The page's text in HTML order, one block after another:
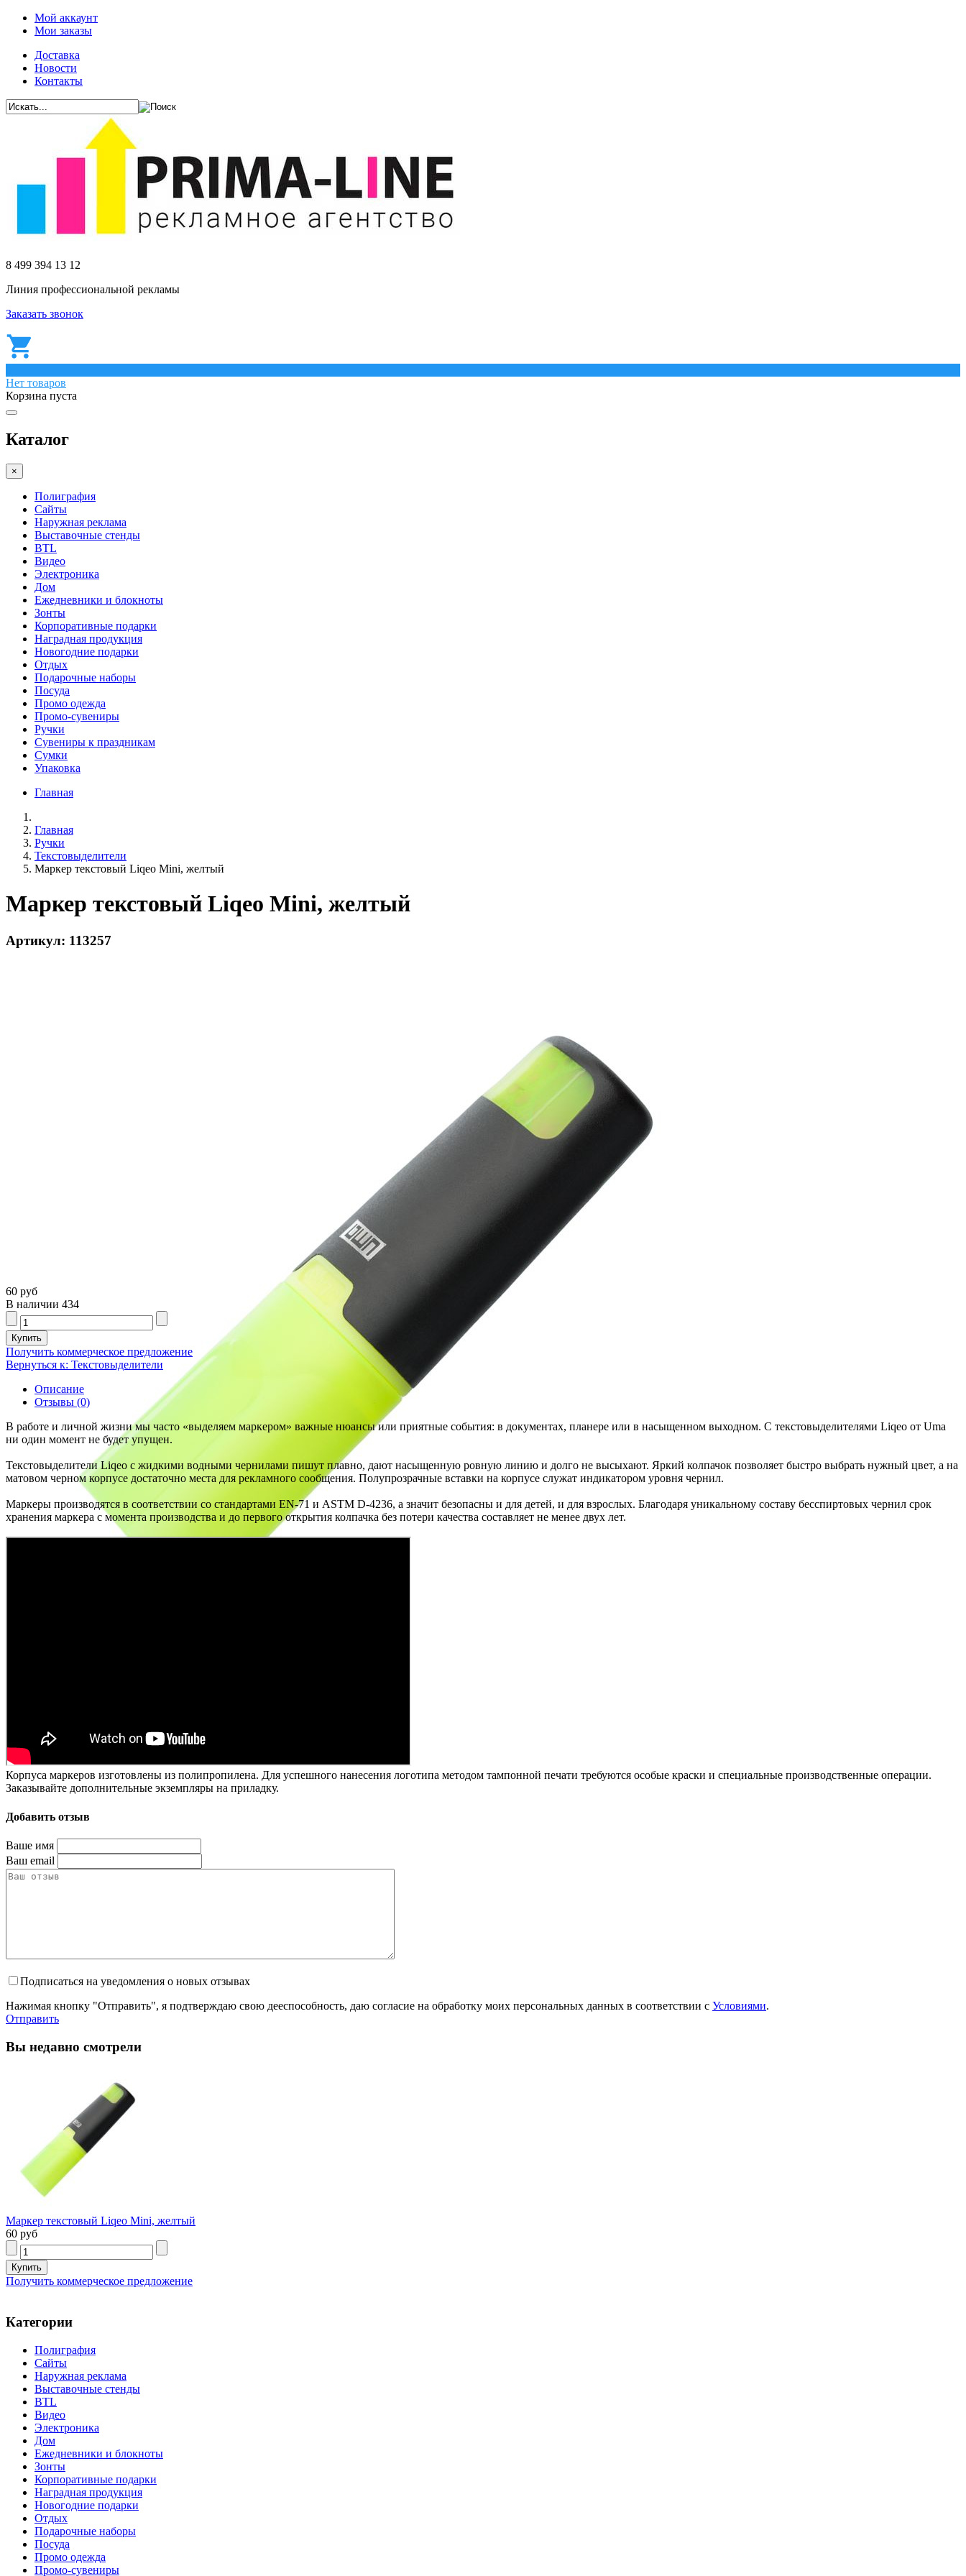
Мой аккаунт
Мои заказы
Доставка
Новости
Контакты
8 499 394 13 12
Линия профессиональной рекламы
Заказать звонок
Нет товаров
Корзина пуста
Каталог
×
Полиграфия
Сайты
Наружная реклама
Выставочные стенды
BTL
Видео
Электроника
Дом
Ежедневники и блокноты
Зонты
Корпоративные подарки
Наградная продукция
Новогодние подарки
Отдых
Подарочные наборы
Посуда
Промо одежда
Промо-сувениры
Ручки
Сувениры к праздникам
Сумки
Упаковка
Главная
Главная
Ручки
Текстовыделители
Маркер текстовый Liqeo Mini, желтый
Маркер текстовый Liqeo Mini, желтый
Артикул: 113257
60 руб
В наличии 434
Получить коммерческое предложение
Вернуться к: Текстовыделители
Описание
Отзывы (0)
В работе и личной жизни мы часто «выделяем маркером» важные нюансы или приятные события: в документах, планере или в насыщенном выходном. С текстовыделителями Liqeo от Uma
ни один момент не будет упущен.
Текстовыделители Liqeo с жидкими водными чернилами пишут плавно, дают насыщенную ровную линию и долго не высыхают. Яркий колпачок позволяет быстро выбрать нужный цвет, а на
матовом черном корпусе достаточно места для рекламного сообщения. Полупрозрачные вставки на корпусе служат индикатором уровня чернил.
Маркеры производятся в соответствии со стандартами EN-71 и ASTM D-4236, а значит безопасны и для детей, и для взрослых. Благодаря уникальному составу бесспиртовых чернил срок
хранения маркера с момента производства и до первого открытия колпачка без потери качества составляет не менее двух лет.
Корпуса маркеров изготовлены из полипропилена. Для успешного нанесения логотипа методом тампонной печати требуются особые краски и специальные производственные операции.
Заказывайте дополнительные экземпляры на приладку.
Добавить отзыв
Ваше имя
Ваш email
Подписаться на уведомления о новых отзывах
Нажимая кнопку "Отправить", я подтверждаю свою дееспособность, даю согласие на обработку моих персональных данных в соответствии с Условиями.
Отправить
Вы недавно смотрели
Маркер текстовый Liqeo Mini, желтый
60 руб
Получить коммерческое предложение
Категории
Полиграфия
Сайты
Наружная реклама
Выставочные стенды
BTL
Видео
Электроника
Дом
Ежедневники и блокноты
Зонты
Корпоративные подарки
Наградная продукция
Новогодние подарки
Отдых
Подарочные наборы
Посуда
Промо одежда
Промо-сувениры